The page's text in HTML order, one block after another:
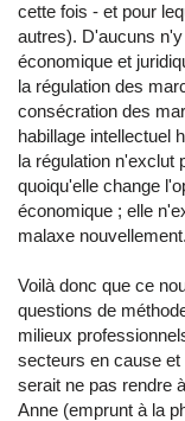
cette fois - et pour
autres). D'aucuns
économique et
la régulation des
consécration des
habillage intellectuel
la régulation n'exclut
quoiqu'elle change
économique ; elle
malaxe nouvellement.
Voilà donc que ce
questions de
milieux
secteurs en cause
serait ne pas rendre
Anne (emprunt à la